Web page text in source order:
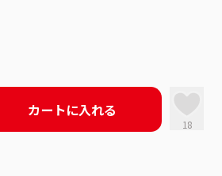
カートに入れる
18